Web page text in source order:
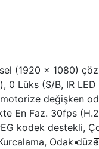
(1920 x 1080)
0 Lüks (S/B, IR LED
değişken
En Faz. 30fps
kodek destekli,
Odak